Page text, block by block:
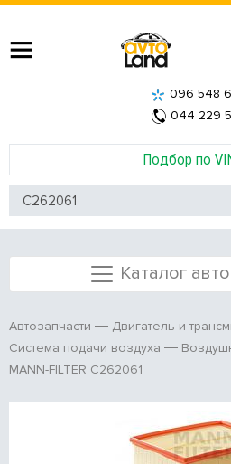
Подбор по
096 548
044 229
Каталог
Автозапчасти
Двигатель и
Система подачи воздуха
MANN-FILTER C262061